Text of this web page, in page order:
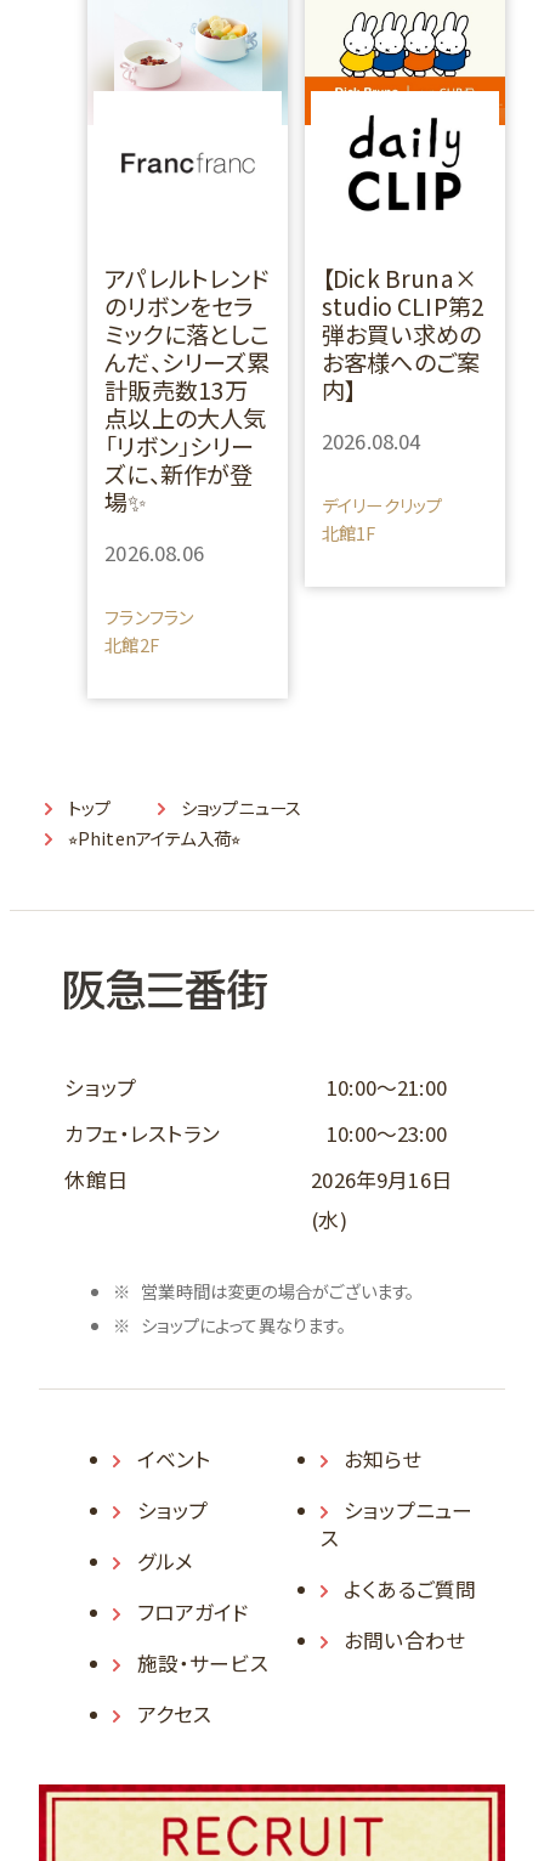
アパレルトレンド
のリボンをセラ
ミックに落としこ
んだ、シリーズ累
計販売数13万
点以上の大人気
「リボン」シリー
ズに、新作が登
場✨
2026.08.06
フランフラン
北館2F
【Dick Bruna×
studio CLIP第2
弾お買い求めの
お客様へのご案
内】
2026.08.04
デイリークリップ
北館1F
トップ
ショップニュース
⭐︎Phitenアイテム入荷⭐︎
ショップ
10:00～21:00
カフェ・レストラン
10:00～23:00
休館日
2026年9月16日
(水)
営業時間は変更の場合がございます。
ショップによって異なります。
イベント
ショップ
グルメ
フロアガイド
施設・サービス
アクセス
お知らせ
ショップニュー
ス
よくあるご質問
お問い合わせ